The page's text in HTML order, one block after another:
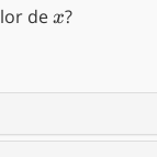
dex
x?